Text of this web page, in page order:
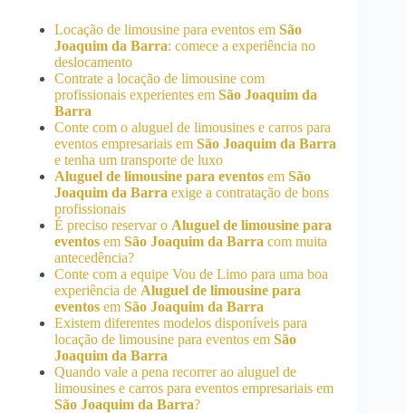
Locação de limousine para eventos em São
Joaquim da Barra: comece a experiência no
deslocamento
Contrate a locação de limousine com
profissionais experientes em São Joaquim da
Barra
Conte com o aluguel de limousines e carros para
eventos empresariais em São Joaquim da Barra
e tenha um transporte de luxo
Aluguel de limousine para eventos em São
Joaquim da Barra exige a contratação de bons
profissionais
É preciso reservar o Aluguel de limousine para
eventos em São Joaquim da Barra com muita
antecedência?
Conte com a equipe Vou de Limo para uma boa
experiência de Aluguel de limousine para
eventos em São Joaquim da Barra
Existem diferentes modelos disponíveis para
locação de limousine para eventos em São
Joaquim da Barra
Quando vale a pena recorrer ao aluguel de
limousines e carros para eventos empresariais em
São Joaquim da Barra?